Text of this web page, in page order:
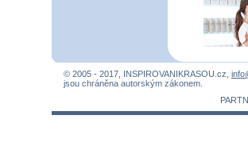
© 2005 - 2017, INSPIROVANIKRASOU.cz,
jsou chráněna autorským zákonem.